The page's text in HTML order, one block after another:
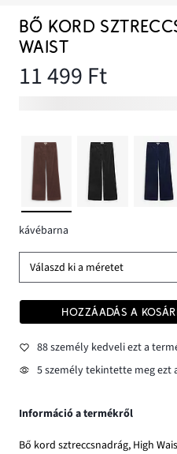
BŐ KORD
WAIST
11 499 Ft
kávébarna
Válaszd ki a méretet
HOZZÁADÁS A
88 személy kedveli ezt a
5 személy tekintette meg ezt
Információ a termékről
Bő kord sztreccsnadrág, High